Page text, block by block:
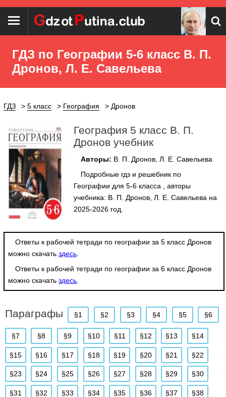
ГДЗ по Географии 5‐6 класс В. П.
Дронов, Л. Е. Савельева
ГДЗ 5 класс География Дронов
География 5 класс В. П.
Дронов учебник
Авторы: В. П. Дронов, Л. Е. Савельева
Подробные гдз и решебник по
Географии для 5‐6 класса , авторы
учебника: В. П. Дронов, Л. Е. Савельева на
2025-2026 год.
Ответы к рабочей тетради по географии за 5 класс Дронов
можно скачать здесь
Ответы к рабочей тетради по географии за 6 класс Дронов
можно скачать здесь
Параграфы §1 §2 §3 §4 §5 §6
§7 §8 §9 §10 §11 §12 §13 §14
§15 §16 §17 §18 §19 §20 §21 §22
§23 §24 §25 §26 §27 §28 §29 §30
§31 §32 §33 §34 §35 §36 §37 §38